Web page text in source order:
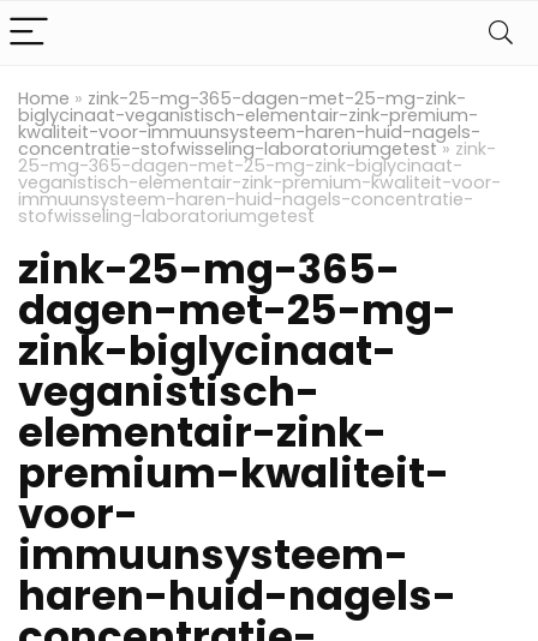
Home » zink-25-mg-365-dagen-met-25-mg-zink-
biglycinaat-veganistisch-elementair-zink-premium-
kwaliteit-voor-immuunsysteem-haren-huid-nagels-
concentratie-stofwisseling-laboratoriumgetest» zink-
25-mg-365-dagen-met-25-mg-zink-biglycinaat-
veganistisch-elementair-zink-premium-kwaliteit-voor-
immuunsysteem-haren-huid-nagels-concentratie-
stofwisseling-laboratoriumgetest
zink-25-mg-365-
dagen-met-25-mg-
zink-biglycinaat-
veganistisch-
elementair-zink-
premium-kwaliteit-
voor-
immuunsysteem-
haren-huid-nagels-